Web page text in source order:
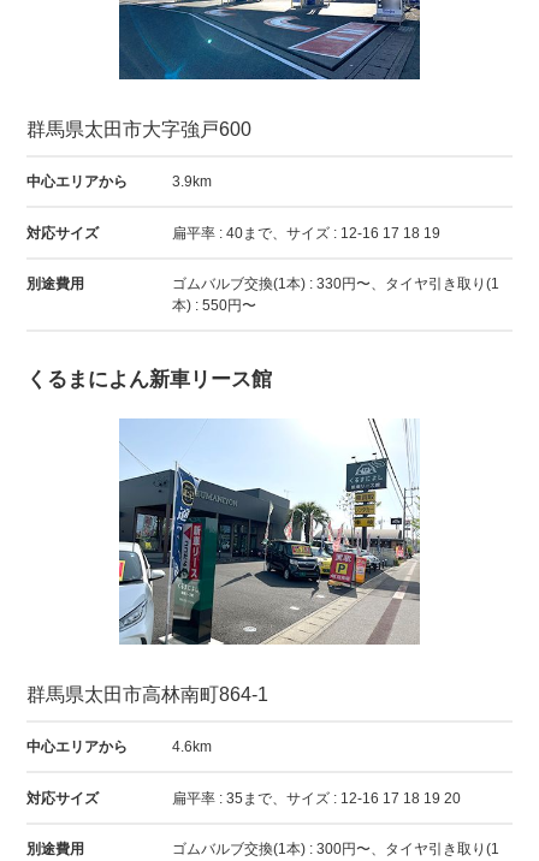
群馬県太田市大字強戸600
中心エリアから 3.9km
対応サイズ 扁平率 : 40まで、サイズ : 12-16 17 18 19
別途費用
ゴムバルブ交換(1本) : 330円〜、タイヤ引き取り(1
本) : 550円〜
くるまによん新車リース館
群馬県太田市高林南町864-1
中心エリアから 4.6km
対応サイズ 扁平率 : 35まで、サイズ : 12-16 17 18 19 20
別途費用
ゴムバルブ交換(1本) : 300円〜、タイヤ引き取り(1